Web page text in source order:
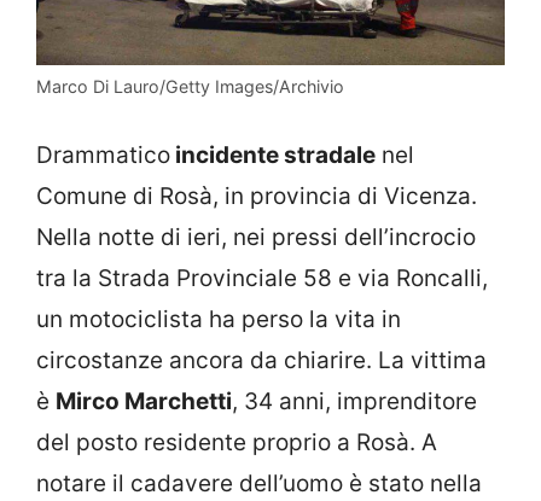
Marco Di Lauro/Getty Images/Archivio
Drammatico incidente stradale nel
Comune di Rosà, in provincia di Vicenza.
Nella notte di ieri, nei pressi dell’incrocio
tra la Strada Provinciale 58 e via Roncalli,
un motociclista ha perso la vita in
circostanze ancora da chiarire. La vittima
è Mirco Marchetti, 34 anni, imprenditore
del posto residente proprio a Rosà. A
notare il cadavere dell’uomo è stato nella